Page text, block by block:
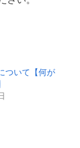
ついて【何が